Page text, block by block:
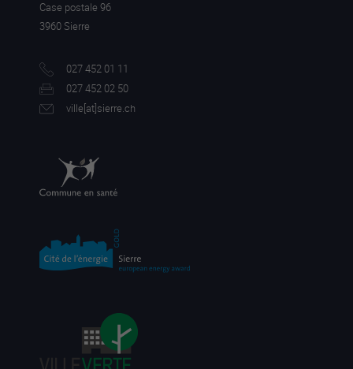
Case postale 96
3960 Sierre
027 452 01 11
027 452 02 50
ville[at]sierre.ch